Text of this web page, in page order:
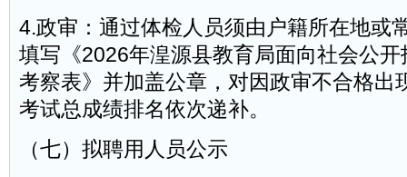
4.政审：通过体检人员须由户籍所在地或
填写《2026年湟源县教育局面向社会公
考察表》并加盖公章，对因政审不合格出
考试总成绩排名依次递补。
（七）拟聘用人员公示